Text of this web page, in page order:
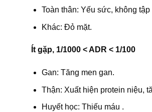
Toàn thân: Yếu sức, không
Khác: Đỏ mặt.
Ít gặp, 1/1000 < ADR < 1/100
Gan: Tăng men gan.
Thận: Xuất hiện protein niệu,
Huyết học: Thiếu máu .